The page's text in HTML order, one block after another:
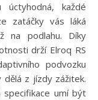
každé
zatáčky vás láká
na podlahu. Díky
drží Elroq RS
podvozku
dělá z jízdy zážitek.
specifikace umí být